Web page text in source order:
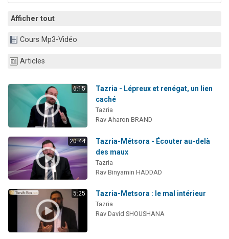
Afficher tout
Cours Mp3-Vidéo
Articles
6:15
Tazria - Lépreux et renégat, un lien
caché
Tazria
Rav Aharon BRAND
20:44
Tazria-Métsora - Écouter au-delà
des maux
Tazria
Rav Binyamin HADDAD
5:25 Tazria-Metsora : le mal intérieur
Tazria
Rav David SHOUSHANA